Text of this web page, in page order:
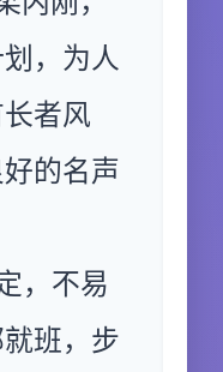
，为人
者风
的名声
，不易
班，步